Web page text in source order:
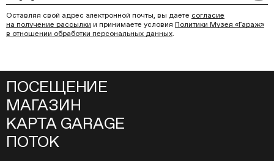
Оставляя свой адрес электронной почты, вы даете согласие
на получение рассылки и принимаете условия Политики Музея «Гараж»
в отношении обработки персональных данных
ПОСЕЩЕНИЕ
МАГАЗИН
КАРТА GARAGE
ПОТОК